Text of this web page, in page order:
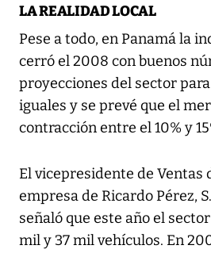
LA REALIDAD LOCAL
Pese a todo, en Panamá la
cerró el 2008 con buenos
proyecciones del sector
iguales y se prevé que el
contracción entre el 10% y
El vicepresidente de Ventas
empresa de Ricardo Pérez,
señaló que este año el
mil y 37 mil vehículos. En